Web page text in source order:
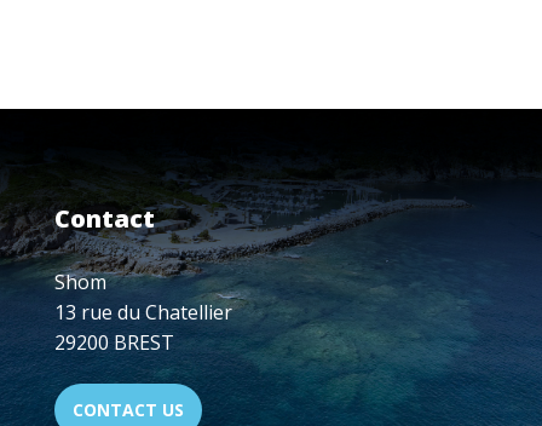
Contact
Shom
13 rue du Chatellier
29200 BREST
CONTACT US